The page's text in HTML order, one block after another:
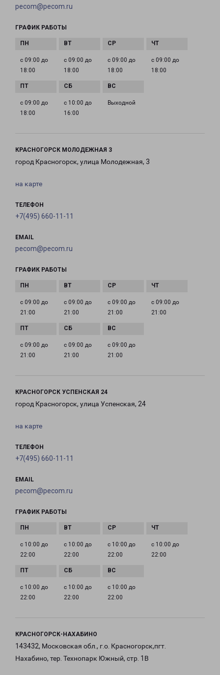
pecom@pecom.ru
ГРАФИК РАБОТЫ
с 09:00 до
18:00
с 09:00 до
18:00
с 09:00 до
18:00
с 09:00 до
18:00
с 09:00 до
18:00
с 10:00 до
16:00
Выходной
КРАСНОГОРСК МОЛОДЕЖНАЯ 3
город Красногорск, улица Молодежная, 3
на карте
ТЕЛЕФОН
+7(495) 660-11-11
EMAIL
pecom@pecom.ru
ГРАФИК РАБОТЫ
с 09:00 до
21:00
с 09:00 до
21:00
с 09:00 до
21:00
с 09:00 до
21:00
с 09:00 до
21:00
с 09:00 до
21:00
с 09:00 до
21:00
КРАСНОГОРСК УСПЕНСКАЯ 24
город Красногорск, улица Успенская, 24
на карте
ТЕЛЕФОН
+7(495) 660-11-11
EMAIL
pecom@pecom.ru
ГРАФИК РАБОТЫ
с 10:00 до
22:00
с 10:00 до
22:00
с 10:00 до
22:00
с 10:00 до
22:00
с 10:00 до
22:00
с 10:00 до
22:00
с 10:00 до
22:00
КРАСНОГОРСК-НАХАБИНО
143432, Московская обл., г.о. Красногорск,пгт.
Нахабино, тер. Технопарк Южный, стр. 1В